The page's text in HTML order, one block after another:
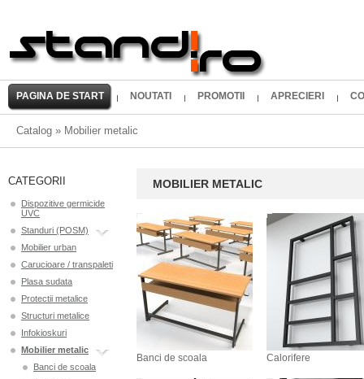
PAGINA DE START NOUTATI PROMOTII APRECIERI
Catalog » Mobilier metalic
MOBILIER METALIC
Banci de scoala Calorifere
CATEGORII
Dispozitive germicide
UVC
Standuri (POSM)
Mobilier urban
Carucioare / transpaleti
Plasa sudata
Protectii metalice
Structuri metalice
Infokioskuri
Mobilier metalic
Banci de scoala